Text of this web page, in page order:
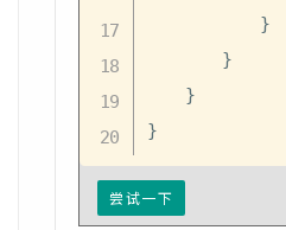
}
}
}
}
尝试一下